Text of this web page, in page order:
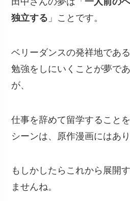
独立する 」ことです。
ベリーダンスの発祥地であ
勉強をしにいくことが夢で
が、
仕事を辞めて留学すること
シーンは、原作漫画にはあ
もしかしたらこれから展開
ませんね。